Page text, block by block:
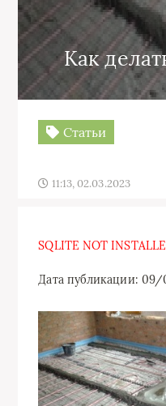
Как
Статьи
11:13, 02.03.2023
SQLITE NOT
Дата публикации: